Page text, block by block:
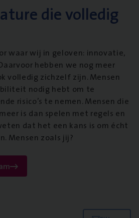
die volledig
waar wij in geloven: innovatie,
hebben we nog meer
volledig zichzelf zijn. Mensen
nodig hebt om te
risico’s te nemen. Mensen die
is dan spelen met regels en
dat het een kans is om écht
Mensen zoals jij?